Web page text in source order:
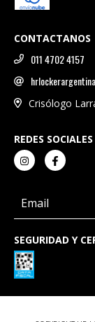
CONTACTANOS
011 4702 4157
Crisólogo
REDES SOCIALES
SEGURIDAD Y